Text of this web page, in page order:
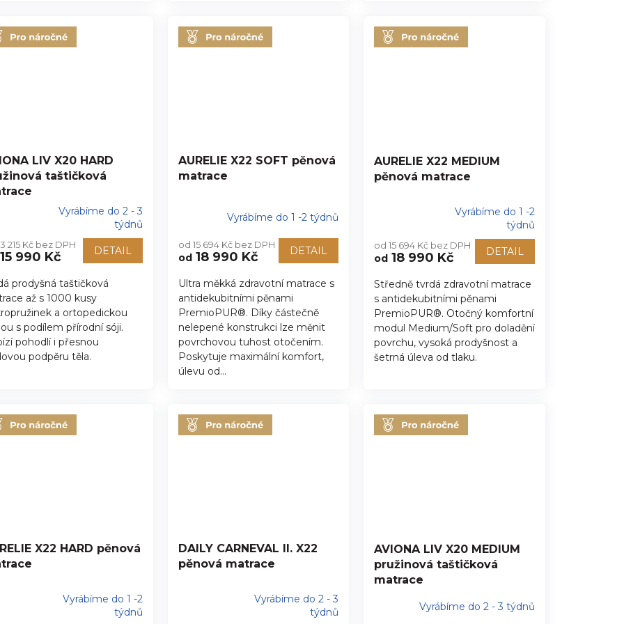
LIV X20 HARD
taštičková
Vyrábíme do 2 - 3
týdnů
215 Kč bez DPH
15 990 Kč DETAIL
prodyšná taštičková
až s 1000 kusy
a ortopedickou
s podílem přírodní sóji.
pohodlí i přesnou
podpěru těla.
AURELIE X22 SOFT pěnová
matrace
Vyrábíme do 1 -2 týdnů
od 15 694 Kč bez DPH
od18 990 Kč DETAIL
Ultra měkká zdravotní matrace s
antidekubitními pěnami
PremioPUR®. Díky částečně
nelepené konstrukci lze měnit
povrchovou tuhost otočením.
Poskytuje maximální komfort,
úlevu od...
AURELIE X22 MEDIUM
pěnová matrace
produktu
je
z
5
hvězdiček.
Vyrábíme do 1 -2
týdnů
od 15 694 Kč bez DPH
od18 990 Kč DETAIL
Středně tvrdá zdravotní matrace
s antidekubitními pěnami
PremioPUR®. Otočný komfortní
modul Medium/Soft pro doladění
povrchu, vysoká prodyšnost a
šetrná úleva od tlaku.
X22 HARD pěnová
Vyrábíme do 1 -2
týdnů
DAILY CARNEVAL II. X22
pěnová matrace
Vyrábíme do 2 - 3
týdnů
AVIONA LIV X20 MEDIUM
pružinová taštičková
matrace
Vyrábíme do 2 - 3 týdnů